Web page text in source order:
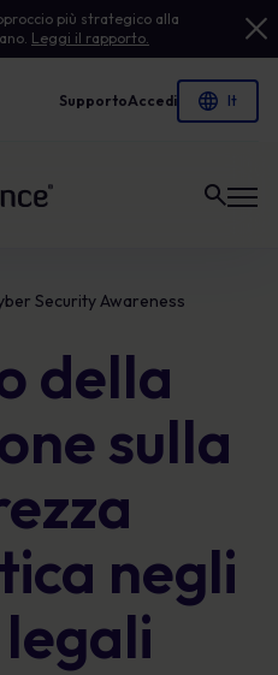
più strategico alla
Leggi il rapporto.
SupportoAccedi
Security Awareness
della
sulla
negli